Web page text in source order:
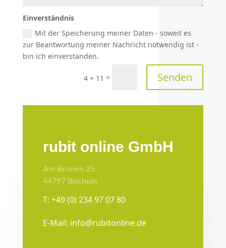
Einverständnis
Mit der Speicherung meiner Daten - soweit es
zur Beantwortung meiner Nachricht notwendig ist -
bin ich einverstanden.
4 + 11 = Senden
rubit online GmbH
Am Brunen 25
44797 Bochum
T: +49 (0) 234 97 07 80
E-Mail: info@rubitonline.de